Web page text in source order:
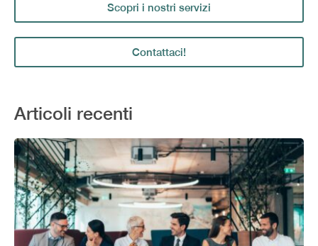
Scopri i nostri servizi
Contattaci!
Articoli recenti